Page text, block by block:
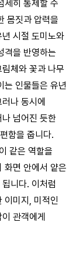
세히 통제할 수
몸짓과 압력을
시절 도미노와
격을 반영하는
체와 꽃과 나무
는 인물들은 유년
나 동시에
넘어진 듯한
함을 줍니다.
같은 역할을
화면 안에서 얕은
니다. 이처럼
이미지, 미적인
관객에게